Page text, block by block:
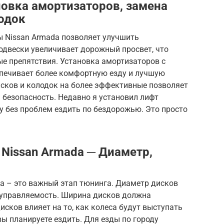
амортизаторов, замена
Armada позволяет улучшить
увеличивает дорожный просвет, что
препятствия. Установка амортизаторов с
более комфортную езду и лучшую
и колодок на более эффективные позволяет
Недавно я установил лифт
без проблем ездить по бездорожью. Это просто
Armada ─ Диаметр,
– это важный этап тюнинга. Диаметр дисков
Ширина дисков должна
влияет на то, как колеса будут выступать
планируете ездить. Для езды по городу